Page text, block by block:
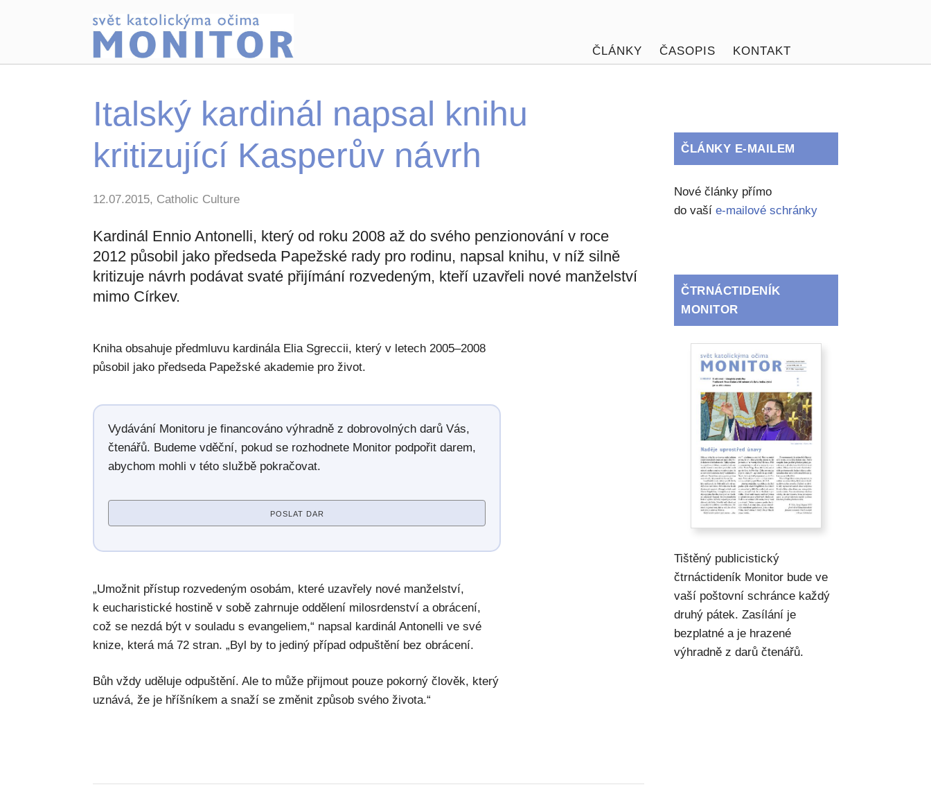
ČLÁNKY ČASOPIS KONTAKT
Italský kardinál napsal knihu
kritizující Kasperův návrh
12.07.2015, Catholic Culture
Kardinál Ennio Antonelli, který od roku 2008 až do svého penzionování v roce
2012 působil jako předseda Papežské rady pro rodinu, napsal knihu, v níž silně
kritizuje návrh podávat svaté přijímání rozvedeným, kteří uzavřeli nové manželství
mimo Církev.
Kniha obsahuje předmluvu kardinála Elia Sgreccii, který v letech 2005–2008
působil jako předseda Papežské akademie pro život.
Vydávání Monitoru je financováno výhradně z dobrovolných darů Vás,
čtenářů. Budeme vděční, pokud se rozhodnete Monitor podpořit darem,
abychom mohli v této službě pokračovat.
POSLAT DAR
„Umožnit přístup rozvedeným osobám, které uzavřely nové manželství,
k eucharistické hostině v sobě zahrnuje oddělení milosrdenství a obrácení,
což se nezdá být v souladu s evangeliem,“ napsal kardinál Antonelli ve své
knize, která má 72 stran. „Byl by to jediný případ odpuštění bez obrácení.
Bůh vždy uděluje odpuštění. Ale to může přijmout pouze pokorný člověk, který
uznává, že je hříšníkem a snaží se změnit způsob svého života.“
ČLÁNKY E-MAILEM
Nové články přímo
do vašíe-mailové schránky
ČTRNÁCTIDENÍK
MONITOR
Tištěný publicistický
čtrnáctideník Monitor bude ve
vaší poštovní schránce každý
druhý pátek. Zasílání je
bezplatné a je hrazené
výhradně z darů čtenářů.